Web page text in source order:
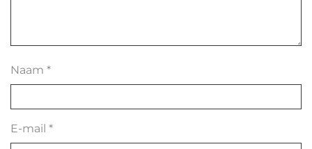
Naam *
E-mail *